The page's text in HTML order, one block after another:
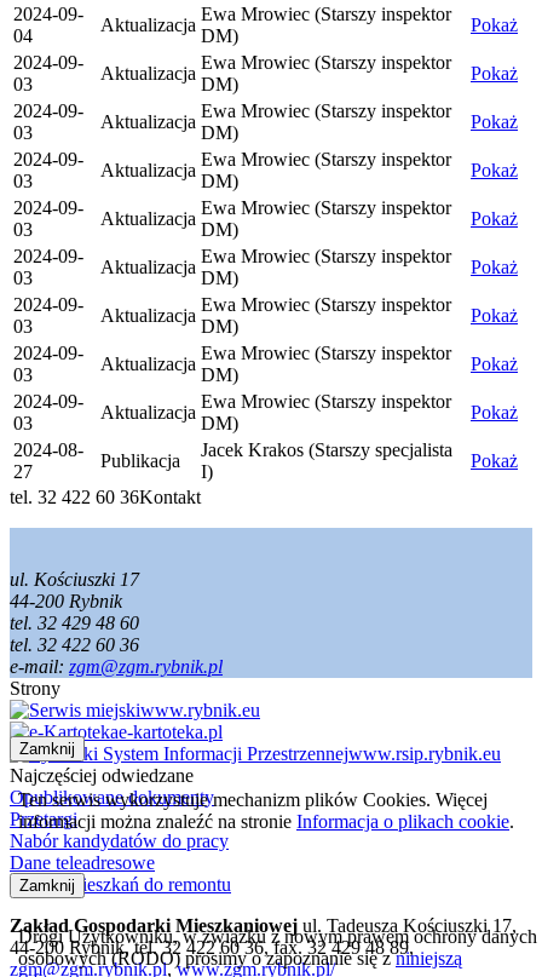
2024-09-
04
Aktualizacja
Ewa Mrowiec (Starszy inspektor
DM)
Pokaż
2024-09-
03
Aktualizacja
Ewa Mrowiec (Starszy inspektor
DM)
Pokaż
2024-09-
03
Aktualizacja
Ewa Mrowiec (Starszy inspektor
DM)
Pokaż
2024-09-
03
Aktualizacja
Ewa Mrowiec (Starszy inspektor
DM)
Pokaż
2024-09-
03
Aktualizacja
Ewa Mrowiec (Starszy inspektor
DM)
Pokaż
2024-09-
03
Aktualizacja
Ewa Mrowiec (Starszy inspektor
DM)
Pokaż
2024-09-
03
Aktualizacja
Ewa Mrowiec (Starszy inspektor
DM)
Pokaż
2024-09-
03
Aktualizacja
Ewa Mrowiec (Starszy inspektor
DM)
Pokaż
2024-09-
03
Aktualizacja
Ewa Mrowiec (Starszy inspektor
DM)
Pokaż
2024-08-
27
Publikacja
Jacek Krakos (Starszy specjalista
I)
Pokaż
tel. 32 422 60 36Kontakt
ul. Kościuszki 17
44-200 Rybnik
tel. 32 429 48 60
tel. 32 422 60 36
e-mail: zgm@zgm.rybnik.pl
Strony
www.rybnik.eu
e-kartoteka.pl
www.rsip.rybnik.eu
Najczęściej odwiedzane
Opublikowane dokumenty
Przetargi
Nabór kandydatów do pracy
Dane teleadresowe
Wykaz mieszkań do remontu
Zakład Gospodarki Mieszkaniowej ul. Tadeusza Kościuszki 17,
44-200 Rybnik, tel. 32 422 60 36, fax. 32 429 48 89,
zgm@zgm.rybnik.pl,www.zgm.rybnik.pl/
Zamknij
Ten serwis wykorzystuje mechanizm plików Cookies. Więcej
informacji można znaleźć na stronie Informacja o plikach cookie.
Zamknij
Drogi Użytkowniku, w związku z nowym prawem ochrony danych
osobowych (RODO) prosimy o zapoznanie się zniniejszą